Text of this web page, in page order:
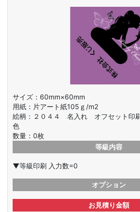
サイズ：60mm×60mm
用紙：片アート紙105ｇ/m2
絵柄： ２０４４ 名入れ オフセット印
色
数量： 0枚
等級内容
▼等級印刷 入力数=0
オプション
お見積り金額